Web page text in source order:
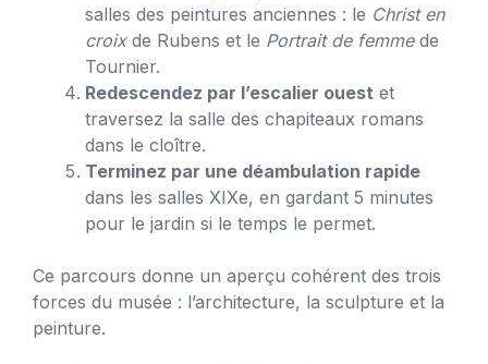
salles des peintures anciennes : le Christ en
croixde Rubens et le Portrait de femmede
Tournier.
Redescendez par l’escalier ouest et
traversez la salle des chapiteaux romans
dans le cloître.
Terminez par une déambulation rapide
dans les salles XIXe, en gardant 5 minutes
pour le jardin si le temps le permet.
Ce parcours donne un aperçu cohérent des trois
forces du musée : l’architecture, la sculpture et la
peinture.